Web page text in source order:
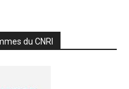
du CNRI